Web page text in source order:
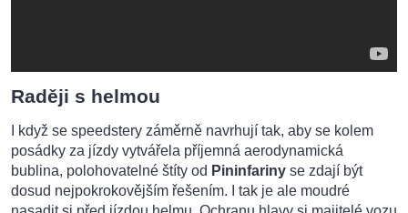
Raději s helmou
I když se speedstery záměrně navrhují tak, aby se kolem
posádky za jízdy vytvářela příjemná aerodynamická
bublina, polohovatelné štíty od Pininfariny se zdají být
dosud nejpokrokovějším řešením. I tak je ale moudré